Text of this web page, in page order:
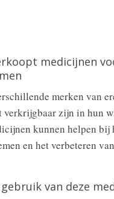
medicijnen
merken van
verkrijgbaar zijn in hun
kunnen helpen bij
en het verbeteren
van deze